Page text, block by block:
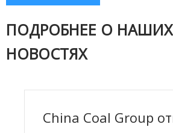
ПОДРОБНЕЕ О НАШИХ
НОВОСТЯХ